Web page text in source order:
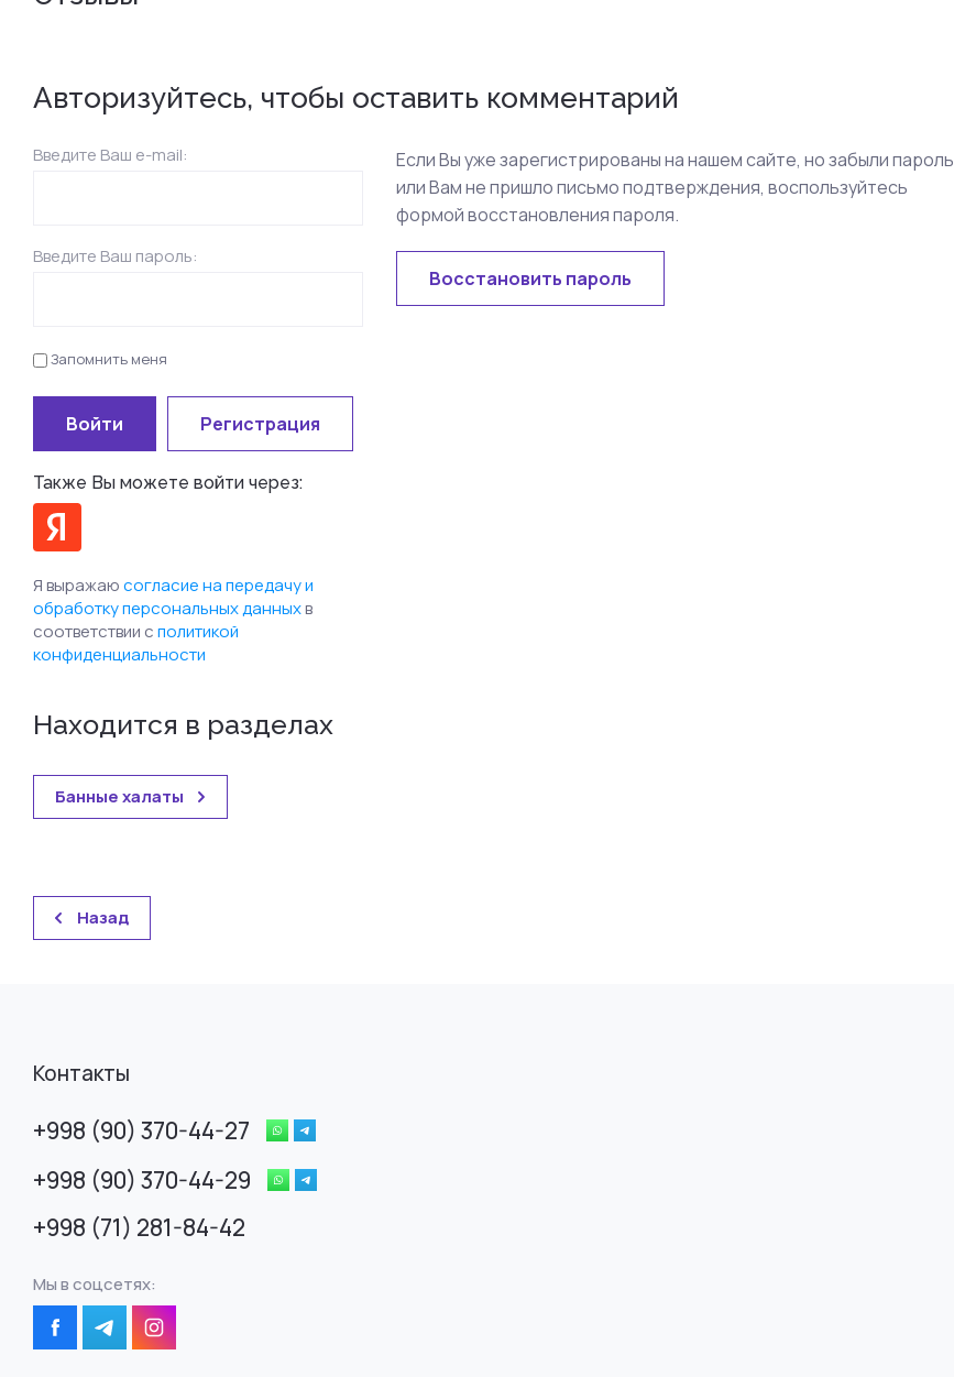
Авторизуйтесь, чтобы оставить комментарий
Введите Ваш e-mail:
Введите Ваш пароль:
Запомнить меня
Войти Регистрация
Если Вы уже зарегистрированы на нашем сайте, но забыли пароль
или Вам не пришло письмо подтверждения, воспользуйтесь
формой восстановления пароля.
Восстановить пароль
Также Вы можете войти через:
Я выражаюсогласие на передачу и
обработку персональных данныхв
соответствии сполитикой
конфиденциальности
Находится в разделах
Банные халаты
Назад
Контакты
+998 (90) 370-44-27
+998 (90) 370-44-29
+998 (71) 281-84-42
Мы в соцсетях: